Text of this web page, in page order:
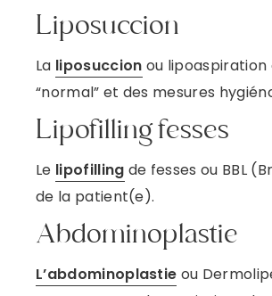
Liposuccion
La liposuccion ou
“normal” et des mesures
Lipofilling fesses
Le lipofilling de fesses ou BBL
de la patient(e).
Abdominoplastie
L’abdominoplastie ou